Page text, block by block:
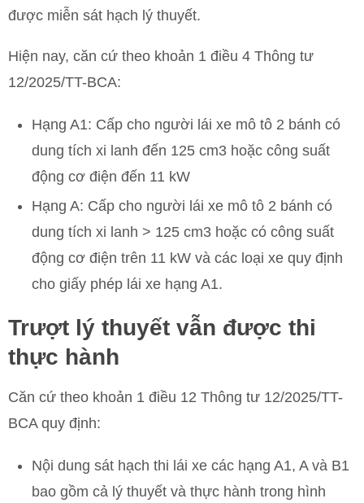
được miễn sát hạch lý thuyết.
Hiện nay, căn cứ theo khoản 1 điều 4 Thông tư
12/2025/TT-BCA:
Hạng A1: Cấp cho người lái xe mô tô 2 bánh có
dung tích xi lanh đến 125 cm3 hoặc công suất
động cơ điện đến 11 kW
Hạng A: Cấp cho người lái xe mô tô 2 bánh có
dung tích xi lanh > 125 cm3 hoặc có công suất
động cơ điện trên 11 kW và các loại xe quy định
cho giấy phép lái xe hạng A1.
Trượt lý thuyết vẫn được thi
thực hành
Căn cứ theo khoản 1 điều 12 Thông tư 12/2025/TT-
BCA quy định:
Nội dung sát hạch thi lái xe các hạng A1, A và B1
bao gồm cả lý thuyết và thực hành trong hình